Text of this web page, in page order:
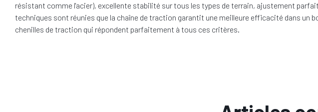
résistant comme l'acier), excellente stabilité sur tous les types de terrain, ajustement
techniques sont réunies que la chaîne de traction garantit une meilleure efficacité dans
chenilles de traction qui répondent parfaitement à tous ces critères.